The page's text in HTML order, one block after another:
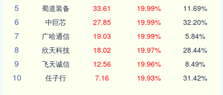
5 蜀道装备 33.61 19.99% 11.69%
6 中巨芯 27.85 19.99% 32.20%
7 广哈通信 19.03 19.99% 5.84%
8 欣天科技 18.02 19.97% 28.44%
9 飞天诚信 12.56 19.96% 8.49%
10 任子行 7.16 19.93% 31.42%